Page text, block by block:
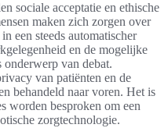
sociale acceptatie en ethische
maken zich zorgen over
een steeds automatischer
en de mogelijke
van debat.
van patiënten en de
behandeld naar voren. Het is
worden besproken om een
zorgtechnologie.